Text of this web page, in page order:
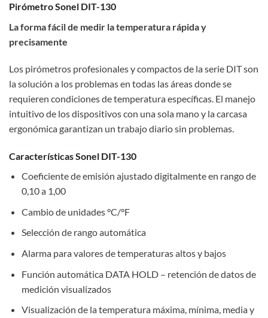
Pirómetro Sonel DIT-130
La forma fácil de medir la temperatura rápida y
precisamente
Los pirómetros profesionales y compactos de la serie DIT son
la solución a los problemas en todas las áreas donde se
requieren condiciones de temperatura específicas. El manejo
intuitivo de los dispositivos con una sola mano y la carcasa
ergonómica garantizan un trabajo diario sin problemas.
Características Sonel DIT-130
Coeficiente de emisión ajustado digitalmente en rango de
0,10 a 1,00
Cambio de unidades °C/°F
Selección de rango automática
Alarma para valores de temperaturas altos y bajos
Función automática DATA HOLD – retención de datos de
medición visualizados
Visualización de la temperatura máxima, mínima, media y